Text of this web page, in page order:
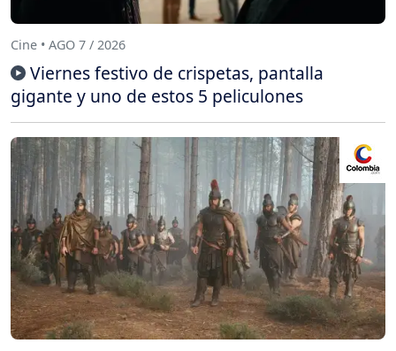
Cine • AGO 7 / 2026
Viernes festivo de crispetas, pantalla
gigante y uno de estos 5 peliculones